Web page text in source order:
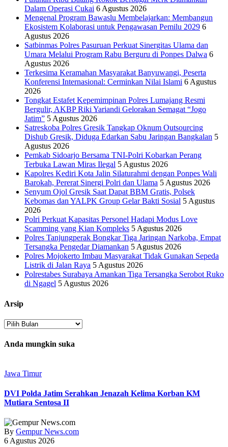
Dalam Operasi Cukai 6 Agustus 2026
Mengenal Program Bawaslu Membelajarkan: Membangun
Ekosistem Kolaborasi untuk Pengawasan Pemilu 2029 6
Agustus 2026
Satbinmas Polres Pasuruan Perkuat Sinergitas Ulama dan
Umara Melalui Program Rabu Berguru di Ponpes Dalwa 6
Agustus 2026
Terkesima Keramahan Masyarakat Banyuwangi, Peserta
Konferensi Internasional: Cerminkan Nilai Islami 6 Agustus
2026
Tongkat Estafet Kepemimpinan Polres Lumajang Resmi
Bergulir, AKBP Riki Yariandi Gelorakan Semagat “Jogo
Jatim” 5 Agustus 2026
Satreskoba Polres Gresik Tangkap Oknum Outsourcing
Dishub Gresik, Diduga Edarkan Sabu Jaringan Bangkalan 5
Agustus 2026
Pemkab Sidoarjo Bersama TNI-Polri Kobarkan Perang
Terbuka Lawan Miras Ilegal 5 Agustus 2026
Kapolres Kediri Kota Jalin Silaturahmi dengan Ponpes Wali
Barokah, Pererat Sinergi Polri dan Ulama 5 Agustus 2026
Senyum Ojol Gresik Saat Dapat BBM Gratis, Polsek
Kebomas dan YALPK Group Gelar Bakti Sosial 5 Agustus
2026
Polri Perkuat Kapasitas Personel Hadapi Modus Love
Scamming yang Kian Kompleks 5 Agustus 2026
Polres Tanjungperak Bongkar Tiga Jaringan Narkoba, Empat
Tersangka Pengedar Diamankan 5 Agustus 2026
Polres Mojokerto Imbau Masyarakat Tidak Gunakan Sepeda
Listrik di Jalan Raya 5 Agustus 2026
Polrestabes Surabaya Amankan Tiga Tersangka Serobot Ruko
di Ngagel 5 Agustus 2026
Arsip
Arsip
Anda mungkin suka
Jawa Timur
DVI Polda Jatim Serahkan Jenazah Kelima Korban KM
Mutiara Sentosa II
By Gempur News.com
6 Agustus 2026